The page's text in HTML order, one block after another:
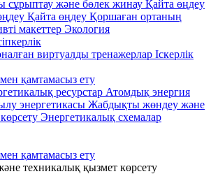
сұрыптау және бөлек жинау Қайта өңдеу
Қайта өңдеу Қоршаған ортаның
макеттер Экология
виртуалды тренажерлар Iскерлік
қамтамасыз ету
ресурстар Атомдық энергия
энергетикасы Жабдықты жөндеу және
Энергетикалық схемалар
қамтамасыз ету
техникалық қызмет көрсету